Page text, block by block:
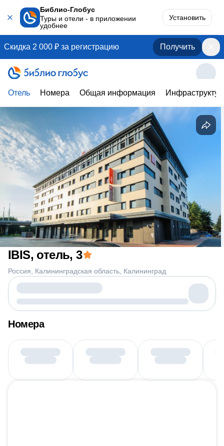
Библио-Глобус
Туры и отели - в приложении
удобнее
Установить
Скидка 2 000 ₽ за регистрацию Получить
Отель Номера Общая информация
IBIS, отель, 3
Россия Калининградская область Калининград
Номера